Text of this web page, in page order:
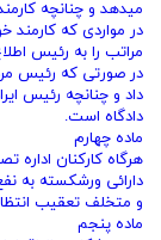
میدهد و چنانچه
در مواردی که کارمند
مراتب را به رئیس
در صورتی که رئیس
داد و چنانچه رئیس
دادگاه است.
ماده چهارم
هرگاه کارکنان
دارائی ورشکسته به
و متخلف تعقیب
ماده پنجم